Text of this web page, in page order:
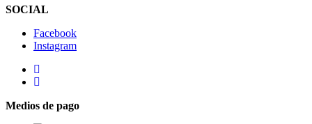
SOCIAL
Facebook
Instagram
Medios de pago